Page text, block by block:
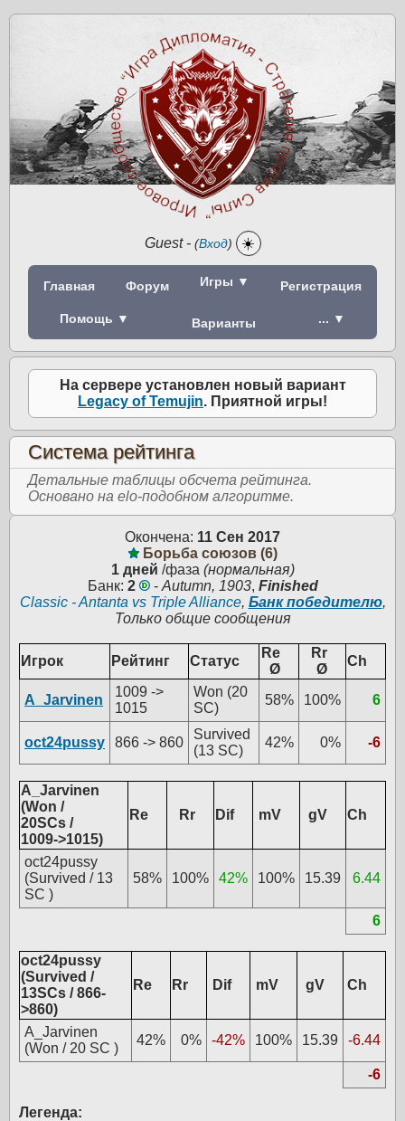
Guest- (Вход) ☀️
Главная Форум Игры ▼ Регистрация
Помощь ▼ Варианты ... ▼
На сервере установлен новый вариант
Legacy of Temujin. Приятной игры!
Система рейтинга
Детальные таблицы обсчета рейтинга.
Основано на elo-подобном алгоритме.
Окончена: 11 Сен 2017
Борьба союзов (6)
1 дней /фаза (нормальная)
Банк: 2 - Autumn, 1903, Finished
Classic - Antanta vs Triple Alliance, Банк победителю,
Только общие сообщения
Игрок Рейтинг Статус
Re
Ø
Rr
Ø
Ch
A_Jarvinen
1009 ->
1015
Won (20
SC)
58% 100% 6
oct24pussy 866 -> 860
Survived
(13 SC)
42% 0% -6
A_Jarvinen
(Won /
20SCs /
1009->1015)
Re Rr Dif mV gV Ch
oct24pussy
(Survived / 13
SC )
58% 100% 42% 100% 15.39 6.44
6
oct24pussy
(Survived /
13SCs / 866-
>860)
Re Rr Dif mV gV Ch
A_Jarvinen
(Won / 20 SC )
42% 0% -42% 100% 15.39 -6.44
-6
Легенда: